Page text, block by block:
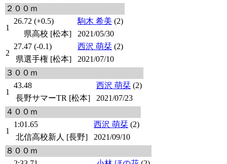
２００ｍ
1
26.72 (+0.5) 駒木 希美 (2)
県高校 [松本]
2021/05/30
2
27.47 (-0.1) 西沢 萌栞 (2)
県選手権 [松本]
2021/07/10
３００ｍ
1
43.48 西沢 萌栞 (2)
長野サマーTR [松本]
2021/07/23
４００ｍ
1
1:01.65 西沢 萌栞 (2)
北信高校新人 [長野]
2021/09/10
８００ｍ